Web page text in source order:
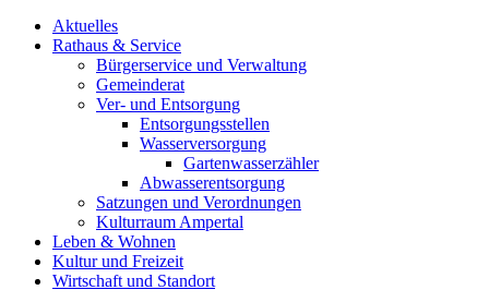
Aktuelles
Rathaus & Service
Bürgerservice und Verwaltung
Gemeinderat
Ver- und Entsorgung
Entsorgungsstellen
Wasserversorgung
Gartenwasserzähler
Abwasserentsorgung
Satzungen und Verordnungen
Kulturraum Ampertal
Leben & Wohnen
Kultur und Freizeit
Wirtschaft und Standort